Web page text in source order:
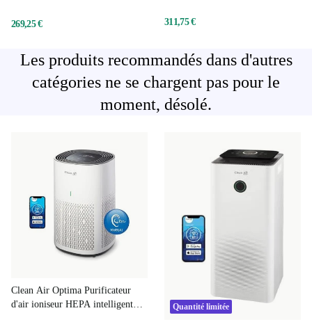
269,25 €
311,75 €
Les produits recommandés dans d'autres
catégories ne se chargent pas pour le
moment, désolé.
Clean Air Optima Purificateur
d'air ioniseur HEPA intelligent
Quantité limitée